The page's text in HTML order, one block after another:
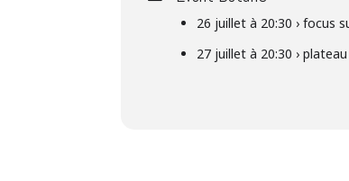
26 juillet à 20:30 › focus
27 juillet à 20:30 ›